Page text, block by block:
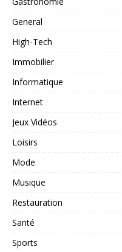
General
High-Tech
Immobilier
Informatique
Internet
Jeux Vidéos
Loisirs
Mode
Musique
Restauration
Santé
Sports